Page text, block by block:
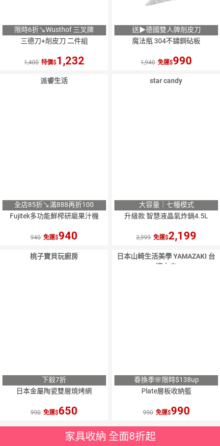
限時6折↘Wusthof 三叉牌
三德刀+削皮刀 二件組
1,400 特價 1,232
送▶德國雙人牌削皮刀
魔法瓶 304不鏽鋼砧板
1,940 免運 990
派睿生活
全店85折↘滿888再折100
Fujitek多功能鮮榨研磨果汁機
940 免運 940
star candy
大容量｜七種模式
升級款 智慧液晶氣炸鍋4.5L
3,999 免運 2,199
桃子寶貝玩廚房
下殺7折
日本金屬陶瓷雙層燒烤網
990 免運 650
日本山崎生活美學 YAMAZAKI 台
湾本店
春換季🌸限時$138up
Plate層板收納籃
990 免運 990
家具收納 全面8折起